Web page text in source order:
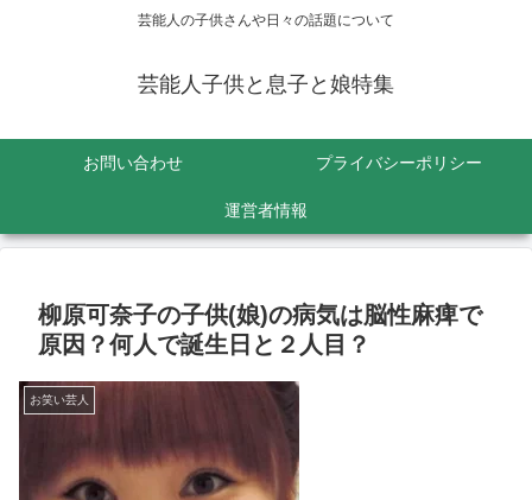
芸能人の子供さんや日々の話題について
芸能人子供と息子と娘特集
お問い合わせ プライバシーポリシー
運営者情報
柳原可奈子の子供(娘)の病気は脳性麻痺で
原因？何人で誕生日と２人目？
お笑い芸人